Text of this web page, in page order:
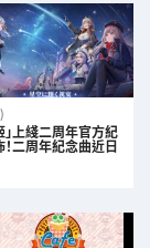
」上綫二周年官方紀
二周年紀念曲近日